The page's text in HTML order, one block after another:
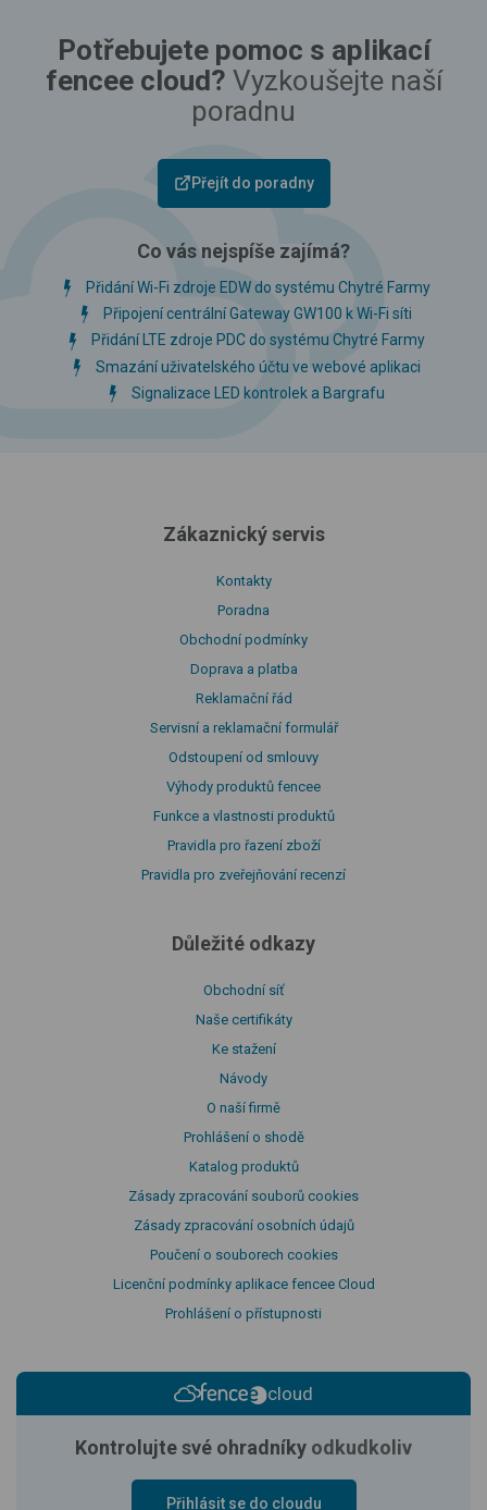
Potřebujete pomoc s aplikací
fencee cloud? Vyzkoušejte naší
poradnu
Přejít do poradny
Co vás nejspíše zajímá?
Přidání Wi-Fi zdroje EDW do systému Chytré Farmy
Připojení centrální Gateway GW100 k Wi-Fi síti
Přidání LTE zdroje PDC do systému Chytré Farmy
Smazání uživatelského účtu ve webové aplikaci
Signalizace LED kontrolek a Bargrafu
Zákaznický servis
Kontakty
Poradna
Obchodní podmínky
Doprava a platba
Reklamační řád
Servisní a reklamační formulář
Odstoupení od smlouvy
Výhody produktů fencee
Funkce a vlastnosti produktů
Pravidla pro řazení zboží
Pravidla pro zveřejňování recenzí
Důležité odkazy
Obchodní síť
Naše certifikáty
Ke stažení
Návody
O naší firmě
Prohlášení o shodě
Katalog produktů
Zásady zpracování souborů cookies
Zásady zpracování osobních údajů
Poučení o souborech cookies
Licenční podmínky aplikace fencee Cloud
Prohlášení o přístupnosti
cloud
Kontrolujte své ohradníky odkudkoliv
Přihlásit se do cloudu